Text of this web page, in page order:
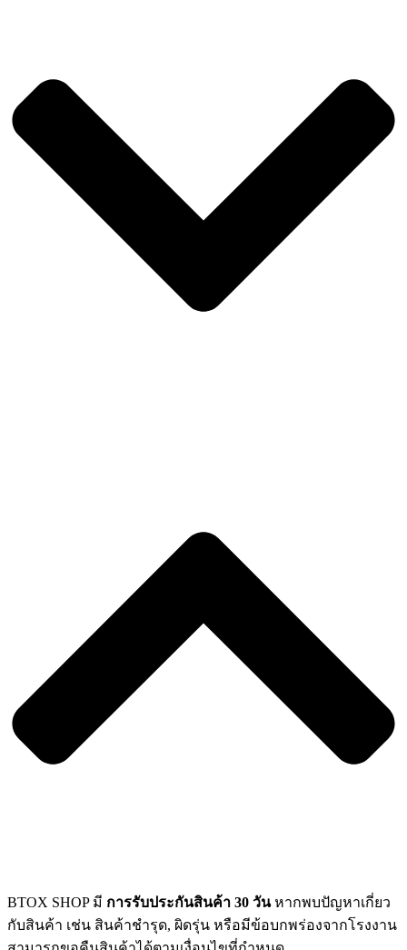
BTOX SHOP มี การรับประกันสินค้า 30 วันหากพบปัญหาเกี่ยว
กับสินค้า เช่น สินค้าชำรุด, ผิดรุ่น หรือมีข้อบกพร่องจากโรงงาน